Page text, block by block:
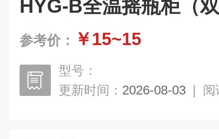
HYG-B全温摇瓶柜（
参考价： ￥15~15
型号：
更新时间： 2026-08-03 | 阅